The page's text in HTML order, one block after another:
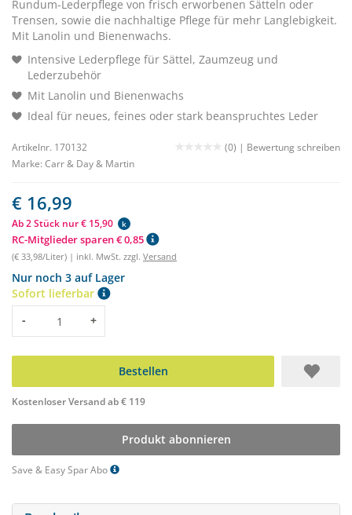
Rundum-Lederpflege von frisch erworbenen Sätteln oder
Trensen, sowie die nachhaltige Pflege für mehr Langlebigkeit.
Mit Lanolin und Bienenwachs.
Intensive Lederpflege für Sättel, Zaumzeug und
Lederzubehör
Mit Lanolin und Bienenwachs
Ideal für neues, feines oder stark beanspruchtes Leder
Artikelnr. 170132 (0) | Bewertung schreiben
Marke: Carr & Day & Martin
€ 16,99
Ab 2 Stück nur € 15,90 k
RC-Mitglieder sparen € 0,85
(€ 33,98/Liter) | inkl. MwSt. zzgl. Versand
Nur noch 3 auf Lager
Sofort lieferbar
Menge
- +
Bestellen
Kostenloser Versand ab € 119
Produkt abonnieren
Save & Easy Spar Abo